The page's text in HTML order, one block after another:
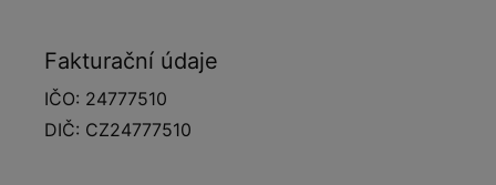
Fakturační údaje
IČO: 24777510
DIČ: CZ24777510